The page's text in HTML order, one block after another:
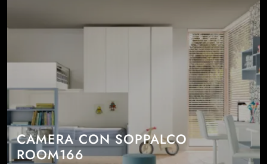
CAMERA CON SOPPALCO
ROOM166